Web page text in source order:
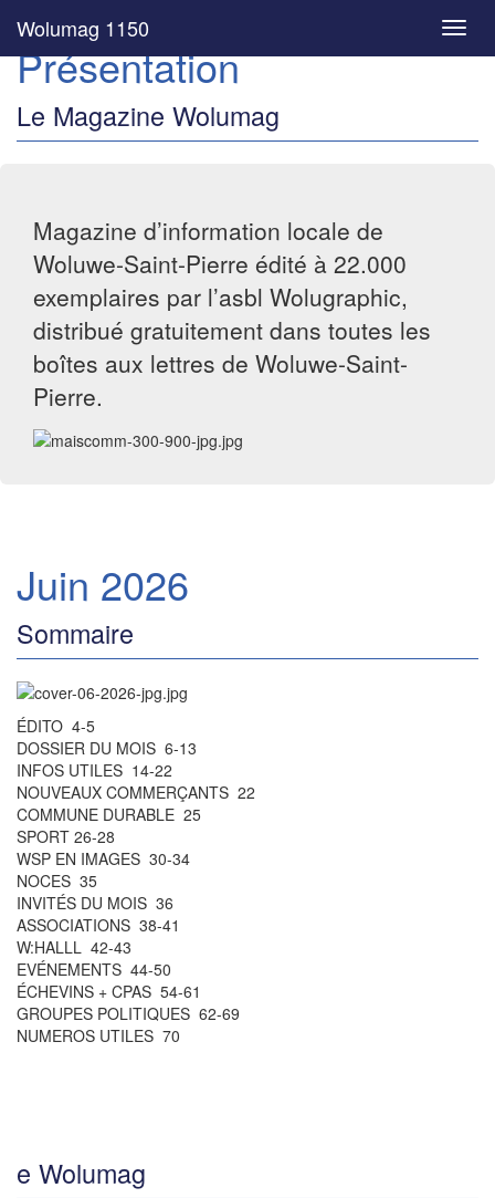
Wolumag 1150
Présentation
Le Magazine Wolumag
Magazine d’information locale de
Woluwe-Saint-Pierre édité à 22.000
exemplaires par l’asbl Wolugraphic,
distribué gratuitement dans toutes les
boîtes aux lettres de Woluwe-Saint-
Pierre.
Juin 2026
Sommaire
ÉDITO 4-5
DOSSIER DU MOIS 6-13
INFOS UTILES 14-22
NOUVEAUX COMMERÇANTS 22
COMMUNE DURABLE 25
SPORT 26-28
WSP EN IMAGES 30-34
NOCES 35
INVITÉS DU MOIS 36
ASSOCIATIONS 38-41
W:HALLL 42-43
EVÉNEMENTS 44-50
ÉCHEVINS + CPAS 54-61
GROUPES POLITIQUES 62-69
NUMEROS UTILES 70
e Wolumag